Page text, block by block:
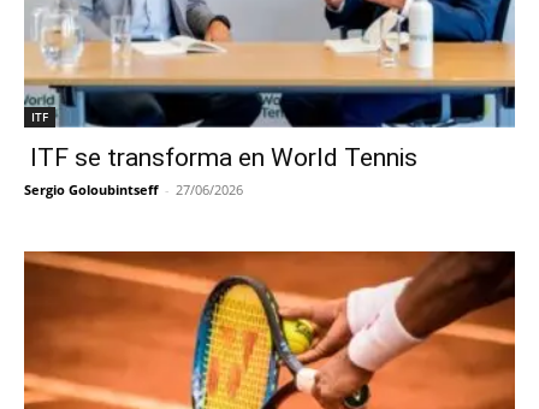
ITF
ITF se transforma en World Tennis
Sergio Goloubintseff - 27/06/2026